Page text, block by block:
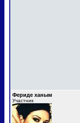
Фериде ханым
Участник